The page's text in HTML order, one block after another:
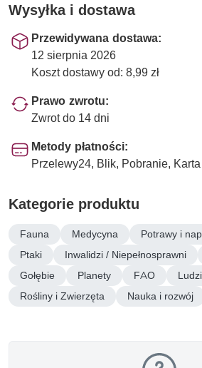
Wysyłka i dostawa
Przewidywana dostawa:
12 sierpnia 2026
Koszt dostawy od: 8,99 zł
Prawo zwrotu:
Zwrot do 14 dni
Metody płatności:
Przelewy24, Blik, Pobranie, Karta
Kategorie produktu
Fauna Medycyna Potrawy i
Ptaki
Inwalidzi / Niepełnosprawni
Gołębie
Planety FAO
Rośliny i Zwierzęta
Nauka i rozwój